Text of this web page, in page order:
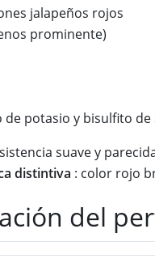
jalapeños rojos
prominente)
de potasio y bisulfito
suave y
distintiva : color rojo
del